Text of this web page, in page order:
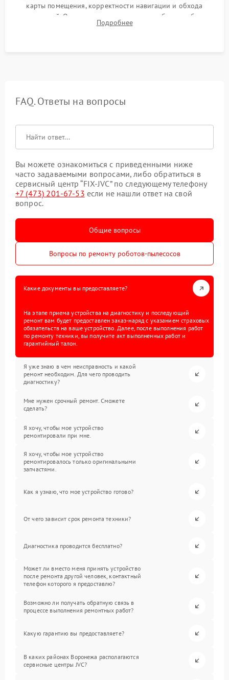
карты помещения, корректности навигации и обхода
препятствий. Оценка силы всасывания и работы турбины.
Тестирование автоматического возврата на док-станцию и
Подробнее
FAQ. Ответы на вопросы
Вы можете ознакомиться с приведенными ниже
часто задаваемыми вопросами, либо обратиться в
сервисный центр “FIX-JVC” по следующему телефону
+7 (473) 201-67-53 если не нашли ответ на свой
вопрос.
Общие вопросы
Вопросы по ремонту роботов-пылесосов
Какие документы вы предоставляете?
На этапе приема устройства на диагностику и последующий
ремонт вам будет предоставлен заказ-наряд с указанием страховых
обязательств на ваше устройство. Далее, после выполнения работ
по ремонту техники, вы получите акт выполненных работ и
гарантийный талон.
Я уже знаю в чем неисправность и какой
ремонт необходим. Для чего проводить
диагностику?
Мне нужен срочный ремонт. Сможете
сделать?
Я хочу, чтобы мое устройство
ремонтировали при мне.
Я хочу, чтобы мое устройство
ремонтировалось только оригинальными
запчастями.
Как я узнаю, что мое устройство готово?
От чего зависит срок ремонта техники?
Диагностика проводится бесплатно?
Может ли вместо меня принять устройство
после ремонта другой человек, контактный
телефон которого я предоставлю?
Возможно ли получать обратную связь в
процессе выполнения ремонтных работ?
Какую гарантию вы предоставляете?
В каких районах Воронежа располагаются
сервисные центры JVC?